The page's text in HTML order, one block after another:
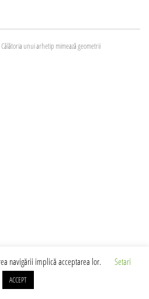
unui arhetip mimează geometrii
navigării implică acceptarea lor. Setari
ACCEPT